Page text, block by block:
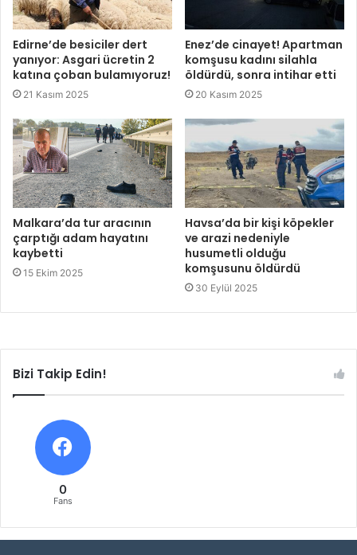
Edirne’de besiciler dert
yanıyor: Asgari ücretin 2
katına çoban bulamıyoruz!
21 Kasım 2025
Enez’de cinayet! Apartman
komşusu kadını silahla
öldürdü, sonra intihar etti
20 Kasım 2025
Malkara’da tur aracının
çarptığı adam hayatını
kaybetti
15 Ekim 2025
Havsa’da bir kişi köpekler
ve arazi nedeniyle
husumetli olduğu
komşusunu öldürdü
30 Eylül 2025
Bizi Takip Edin!
0
Fans